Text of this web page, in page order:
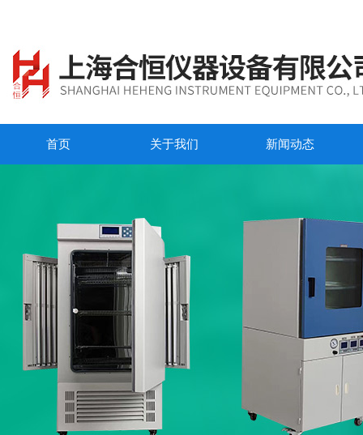
首页 关于我们 新闻动态